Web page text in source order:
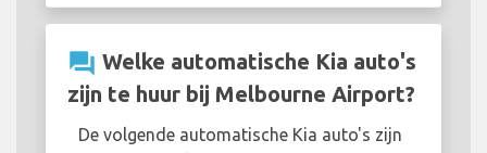
question_answer Welke automatische Kia auto's
zijn te huur bij Melbourne Airport?
De volgende automatische Kia auto's zijn